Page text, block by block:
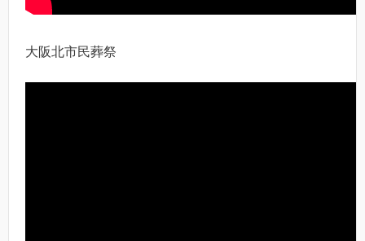
大阪北市民葬祭